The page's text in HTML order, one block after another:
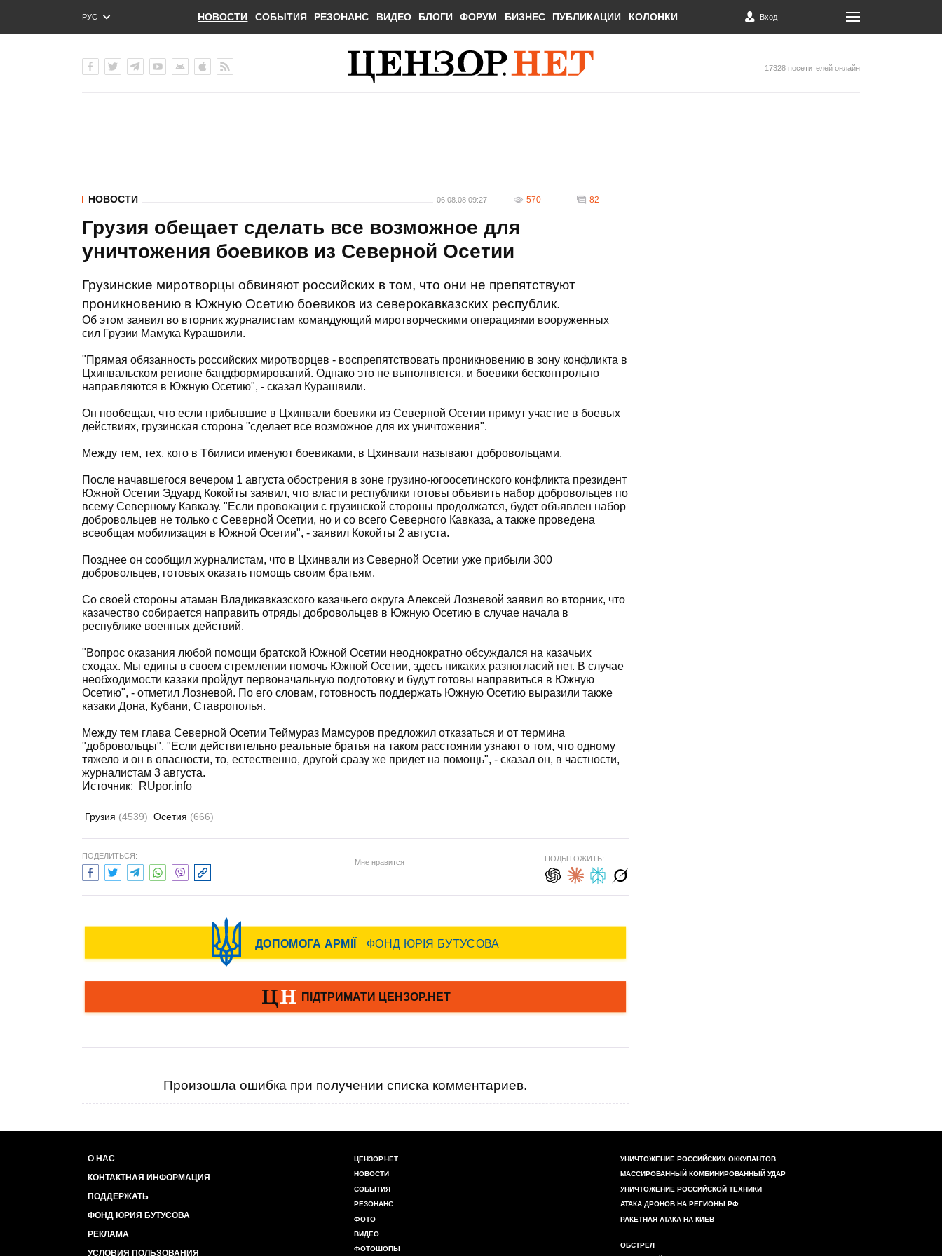
РУС
ENG
НОВОСТИ СОБЫТИЯ РЕЗОНАНС ВИДЕО БЛОГИ ФОРУМ БИЗНЕС ПУБЛИКАЦИИ КОЛОНКИ Вход
17328 посетителей онлайн
НОВОСТИ 06.08.08 09:27 570 82
Грузия обещает сделать все возможное для
уничтожения боевиков из Северной Осетии
Грузинские миротворцы обвиняют российских в том, что они не препятствуют
проникновению в Южную Осетию боевиков из северокавказских республик.
Об этом заявил во вторник журналистам командующий миротворческими операциями вооруженных
сил Грузии Мамука Курашвили.
"Прямая обязанность российских миротворцев - воспрепятствовать проникновению в зону конфликта в
Цхинвальском регионе бандформирований. Однако это не выполняется, и боевики бесконтрольно
направляются в Южную Осетию", - сказал Курашвили.
Он пообещал, что если прибывшие в Цхинвали боевики из Северной Осетии примут участие в боевых
действиях, грузинская сторона "сделает все возможное для их уничтожения".
Между тем, тех, кого в Тбилиси именуют боевиками, в Цхинвали называют добровольцами.
После начавшегося вечером 1 августа обострения в зоне грузино-югоосетинского конфликта президент
Южной Осетии Эдуард Кокойты заявил, что власти республики готовы объявить набор добровольцев по
всему Северному Кавказу. "Если провокации с грузинской стороны продолжатся, будет объявлен набор
добровольцев не только с Северной Осетии, но и со всего Северного Кавказа, а также проведена
всеобщая мобилизация в Южной Осетии", - заявил Кокойты 2 августа.
Позднее он сообщил журналистам, что в Цхинвали из Северной Осетии уже прибыли 300
добровольцев, готовых оказать помощь своим братьям.
Со своей стороны атаман Владикавказского казачьего округа Алексей Лозневой заявил во вторник, что
казачество собирается направить отряды добровольцев в Южную Осетию в случае начала в
республике военных действий.
"Вопрос оказания любой помощи братской Южной Осетии неоднократно обсуждался на казачьих
сходах. Мы едины в своем стремлении помочь Южной Осетии, здесь никаких разногласий нет. В случае
необходимости казаки пройдут первоначальную подготовку и будут готовы направиться в Южную
Осетию", - отметил Лозневой. По его словам, готовность поддержать Южную Осетию выразили также
казаки Дона, Кубани, Ставрополья.
Между тем глава Северной Осетии Теймураз Мамсуров предложил отказаться и от термина
"добровольцы". "Если действительно реальные братья на таком расстоянии узнают о том, что одному
тяжело и он в опасности, то, естественно, другой сразу же придет на помощь", - сказал он, в частности,
журналистам 3 августа.
Источник:
RUpor.info
Грузия (4539) Осетия (666)
ПОДЕЛИТЬСЯ:
Мне нравится ПОДЫТОЖИТЬ:
Произошла ошибка при получении списка комментариев.
О НАС
КОНТАКТНАЯ ИНФОРМАЦИЯ
ПОДДЕРЖАТЬ
ФОНД ЮРИЯ БУТУСОВА
РЕКЛАМА
УСЛОВИЯ ПОЛЬЗОВАНИЯ
ЦЕНЗОР.НЕТ
НОВОСТИ
СОБЫТИЯ
РЕЗОНАНС
ФОТО
ВИДЕО
ФОТОШОПЫ
УНИЧТОЖЕНИЕ РОССИЙСКИХ ОККУПАНТОВ
МАССИРОВАННЫЙ КОМБИНИРОВАННЫЙ УДАР
УНИЧТОЖЕНИЕ РОССИЙСКОЙ ТЕХНИКИ
АТАКА ДРОНОВ НА РЕГИОНЫ РФ
РАКЕТНАЯ АТАКА НА КИЕВ
ОБСТРЕЛ